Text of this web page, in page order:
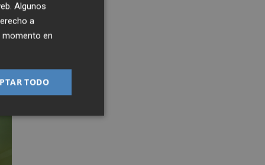
Algunos
a
momento en
TODO